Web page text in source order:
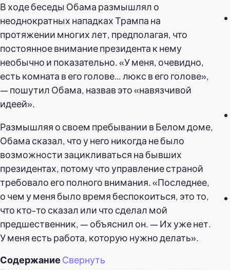
В ходе беседы Обама размышлял о
неоднократных нападках Трампа на
протяжении многих лет, предполагая, что
постоянное внимание президента к нему
необычно и показательно. «У меня, очевидно,
есть комната в его голове… люкс в его голове»,
— пошутил Обама, назвав это «навязчивой
идеей».
Размышляя о своем пребывании в Белом доме,
Обама сказал, что у него никогда не было
возможности зацикливаться на бывших
президентах, потому что управление страной
требовало его полного внимания. «Последнее,
о чем у меня было время беспокоиться, это то,
что кто-то сказал или что сделал мой
предшественник, — объяснил он. — Их уже нет.
У меня есть работа, которую нужно делать».
Содержание Свернуть